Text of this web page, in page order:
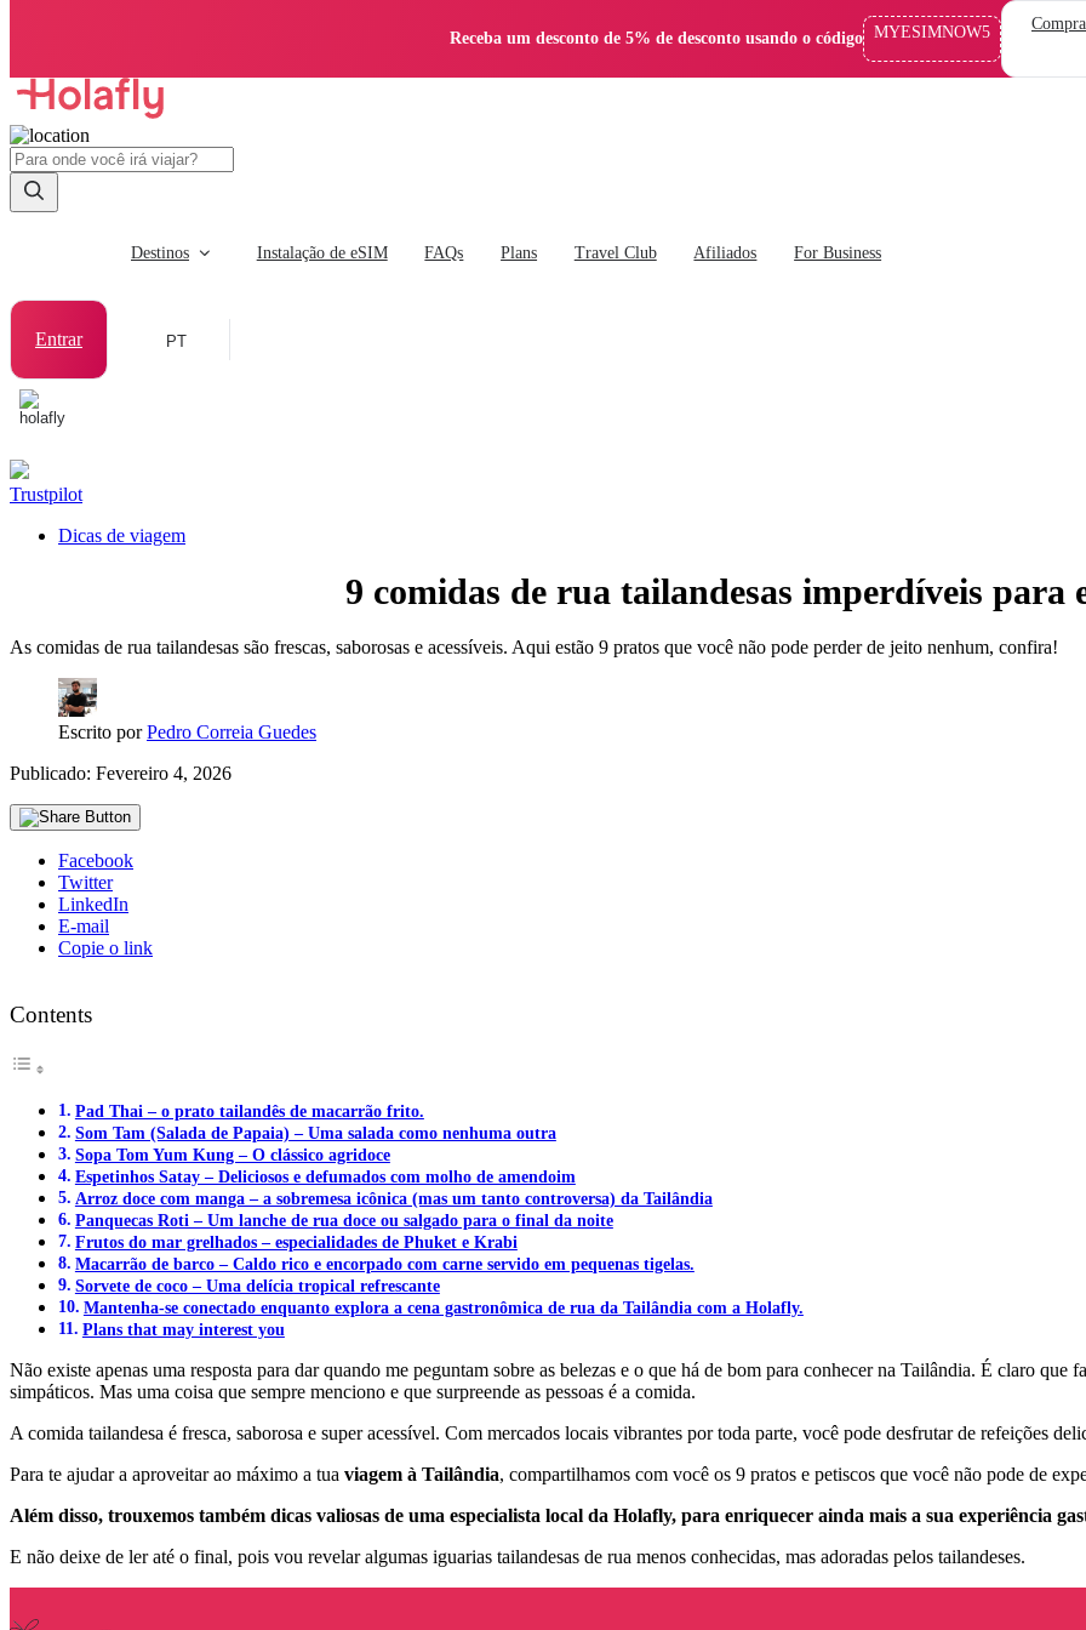
Receba um desconto de 5% de desconto usando o código MYESIMNOW5
Destinos Instalação de eSIM FAQs Plans Travel Club Afiliados For Business
Entrar PT
Trustpilot
Dicas de viagem
9 comidas de rua tailandesas imperdíveis para
As comidas de rua tailandesas são frescas, saborosas e acessíveis. Aqui estão 9 pratos que você não pode perder de jeito nenhum, confira!
Escrito porPedro Correia Guedes
Publicado: Fevereiro 4, 2026
Facebook
Twitter
LinkedIn
E-mail
Copie o link
Contents
Pad Thai – o prato tailandês de macarrão frito.
Som Tam (Salada de Papaia) – Uma salada como nenhuma outra
Sopa Tom Yum Kung – O clássico agridoce
Espetinhos Satay – Deliciosos e defumados com molho de amendoim
Arroz doce com manga – a sobremesa icônica (mas um tanto controversa) da Tailândia
Panquecas Roti – Um lanche de rua doce ou salgado para o final da noite
Frutos do mar grelhados – especialidades de Phuket e Krabi
Macarrão de barco – Caldo rico e encorpado com carne servido em pequenas tigelas.
Sorvete de coco – Uma delícia tropical refrescante
Mantenha-se conectado enquanto explora a cena gastronômica de rua da Tailândia com a Holafly.
Plans that may interest you
Não existe apenas uma resposta para dar quando me peguntam sobre as belezas e o que há de bom para conhecer na Tailândia. É claro que
simpáticos. Mas uma coisa que sempre menciono e que surpreende as pessoas é a comida.
A comida tailandesa é fresca, saborosa e super acessível. Com mercados locais vibrantes por toda parte, você pode desfrutar de refeições
Para te ajudar a aproveitar ao máximo a tua viagem à Tailândia, compartilhamos com você os 9 pratos e petiscos que você não pode de
Além disso, trouxemos também dicas valiosas de uma especialista local da Holafly, para enriquecer ainda mais a sua experiência
E não deixe de ler até o final, pois vou revelar algumas iguarias tailandesas de rua menos conhecidas, mas adoradas pelos tailandeses.